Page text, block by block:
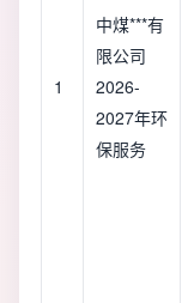
1
中煤***有
限公司
2026-
2027年环
保服务